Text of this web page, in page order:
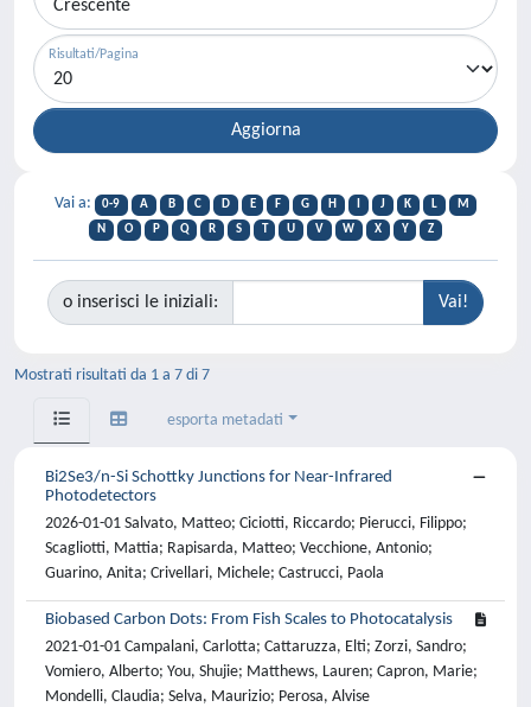
Risultati/Pagina
Vai a: 0-9 A B C D E F G H J K L
M
N
O P Q R S T U V W X Y Z
o inserisci le iniziali:
Mostrati risultati da 1 a 7 di 7
esporta metadati
Bi2Se3/n-Si Schottky Junctions for Near-Infrared
Photodetectors
2026-01-01 Salvato, Matteo; Ciciotti, Riccardo; Pierucci, Filippo;
Scagliotti, Mattia; Rapisarda, Matteo; Vecchione, Antonio;
Guarino, Anita; Crivellari, Michele; Castrucci, Paola
Biobased Carbon Dots: From Fish Scales to Photocatalysis
2021-01-01 Campalani, Carlotta; Cattaruzza, Elti; Zorzi, Sandro;
Vomiero, Alberto; You, Shujie; Matthews, Lauren; Capron, Marie;
Mondelli, Claudia; Selva, Maurizio; Perosa, Alvise